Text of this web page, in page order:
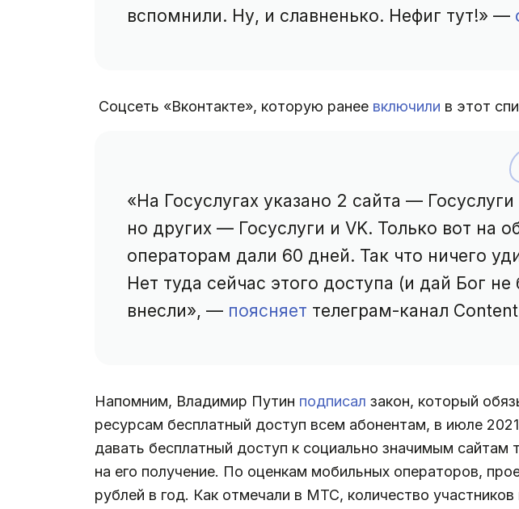
вспомнили. Ну, и славненько. Нефиг тут!» —
Соцсеть «Вконтакте», которую ранее включили в этот
«На Госуслугах указано 2 сайта —
но других — Госуслуги и VK. Только вот на
операторам дали 60 дней. Так что ничего
Нет туда сейчас этого доступа (и дай Бог
внесли», — поясняет телеграм-канал
Напомним, Владимир Путин подписал закон, который
ресурсам бесплатный доступ всем абонентам, в июле
давать бесплатный доступ к социально значимым сайтам
на его получение. По оценкам мобильных операторов,
рублей в год. Как отмечали в МТС, количество